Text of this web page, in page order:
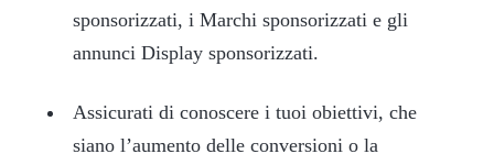
sponsorizzati, i Marchi sponsorizzati e gli
annunci Display sponsorizzati.
Assicurati di conoscere i tuoi obiettivi, che
siano l’aumento delle conversioni o la